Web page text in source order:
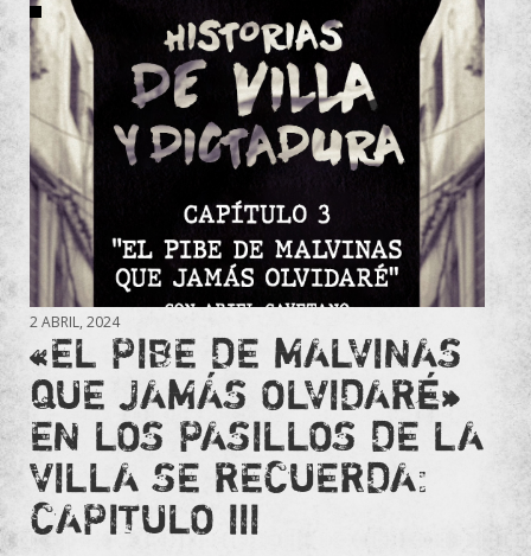
2 ABRIL, 2024
«EL PIBE DE MALVINAS
QUE JAMÁS OLVIDARÉ»
EN LOS PASILLOS DE LA
VILLA SE RECUERDA:
CAPITULO III